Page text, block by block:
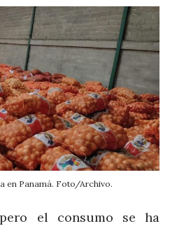
en Panamá. Foto/Archivo.
el consumo se ha